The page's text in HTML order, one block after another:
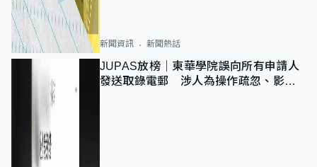
新聞資訊 新聞熱話
JUPAS放榜｜東華學院誤向所有申請人
發送取錄電郵 涉人為操作疏忽、影響